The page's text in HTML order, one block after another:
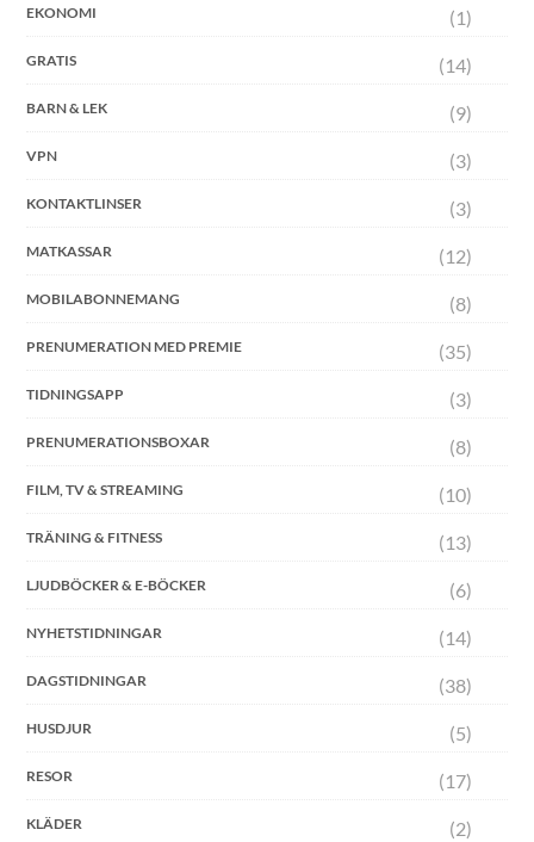
EKONOMI (1)
GRATIS (14)
BARN & LEK (9)
VPN (3)
KONTAKTLINSER (3)
MATKASSAR (12)
MOBILABONNEMANG (8)
PRENUMERATION MED PREMIE (35)
TIDNINGSAPP (3)
PRENUMERATIONSBOXAR (8)
FILM, TV & STREAMING (10)
TRÄNING & FITNESS (13)
LJUDBÖCKER & E-BÖCKER (6)
NYHETSTIDNINGAR (14)
DAGSTIDNINGAR (38)
HUSDJUR (5)
RESOR (17)
KLÄDER (2)